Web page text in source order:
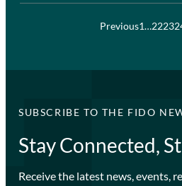
Previous1…2223
SUBSCRIBE TO THE FIDO
Stay Connected,
Receive the latest news, events,